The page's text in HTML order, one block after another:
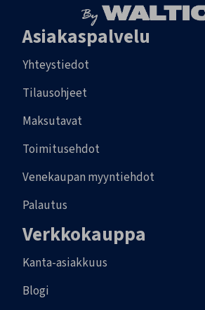
Asiakaspalvelu
Yhteystiedot
Tilausohjeet
Maksutavat
Toimitusehdot
Venekaupan myyntiehdot
Palautus
Verkkokauppa
Kanta-asiakkuus
Blogi